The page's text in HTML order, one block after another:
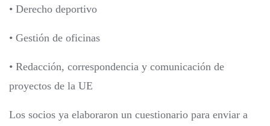
• Derecho deportivo
• Gestión de oficinas
• Redacción, correspondencia y comunicación de
proyectos de la UE
Los socios ya elaboraron un cuestionario para enviar a